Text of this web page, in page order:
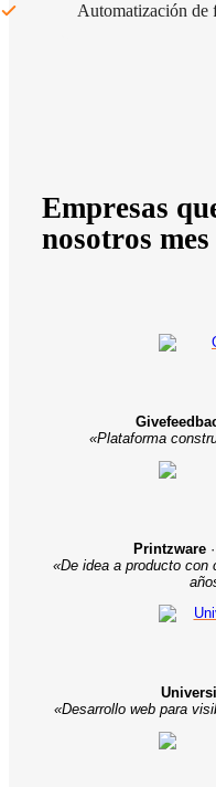
Automatización de
Empresas
nosotros mes
«Plataforma
Printzware·
«De idea a producto
«Desarrollo web para